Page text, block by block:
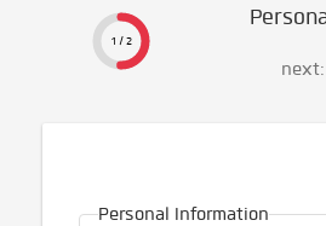
1 / 2
Personal Information